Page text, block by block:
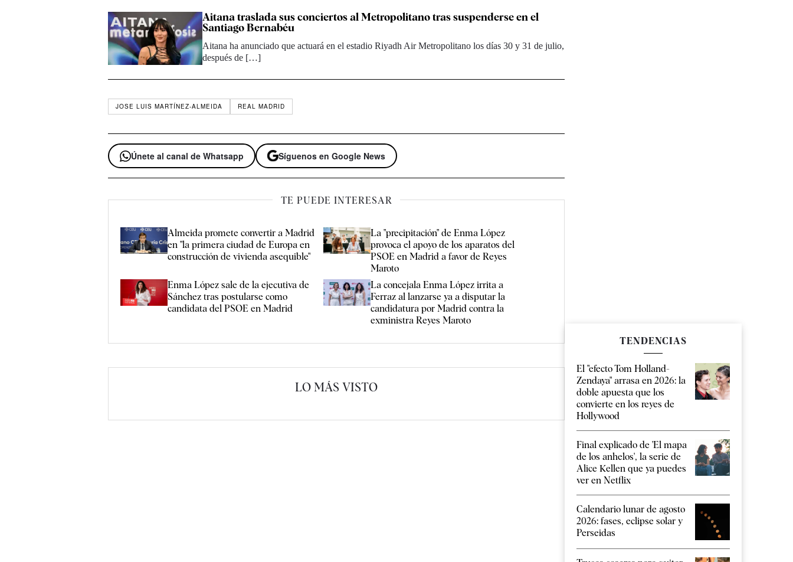
Aitana traslada sus conciertos al Metropolitano tras suspenderse en el
Santiago Bernabéu
Aitana ha anunciado que actuará en el estadio Riyadh Air Metropolitano los días 30 y 31 de julio,
después de […]
JOSE LUIS MARTÍNEZ-ALMEIDA REAL MADRID
Únete al canal de Whatsapp Síguenos en Google News
TE PUEDE INTERESAR
Almeida promete convertir a Madrid
en "la primera ciudad de Europa en
construcción de vivienda asequible"
La "precipitación" de Enma López
provoca el apoyo de los aparatos del
PSOE en Madrid a favor de Reyes
Maroto
Enma López sale de la ejecutiva de
Sánchez tras postularse como
candidata del PSOE en Madrid
La concejala Enma López irrita a
Ferraz al lanzarse ya a disputar la
candidatura por Madrid contra la
exministra Reyes Maroto
LO MÁS VISTO
TENDENCIAS
El "efecto Tom Holland-
Zendaya" arrasa en 2026: la
doble apuesta que los
convierte en los reyes de
Hollywood
Final explicado de 'El mapa
de los anhelos', la serie de
Alice Kellen que ya puedes
ver en Netflix
Calendario lunar de agosto
2026: fases, eclipse solar y
Perseidas